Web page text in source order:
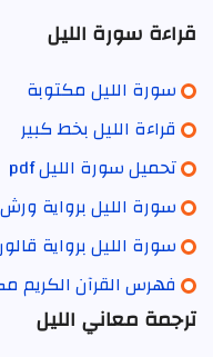
قراءة سورة الليل
سورة الليل مكتوبة
قراءة الليل بخط كبير
تحميل سورة الليل pdf
سورة الليل برواية ورش
سورة الليل برواية
فهرس القرآن الكريم
ترجمة معاني الليل